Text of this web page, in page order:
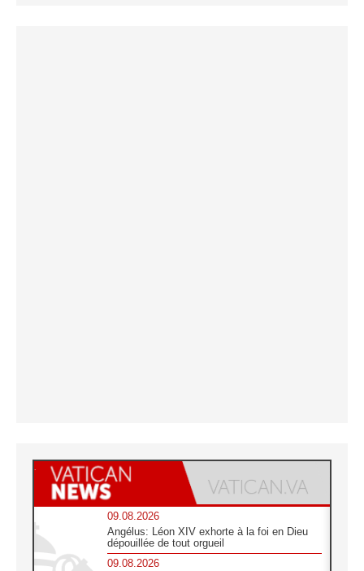
09.08.2026
Angélus: Léon XIV exhorte à la foi en Dieu
dépouillée de tout orgueil
09.08.2026